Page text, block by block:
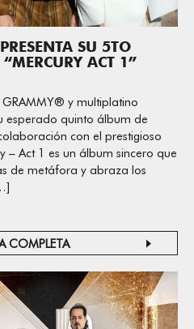
SU 5TO
ACT 1”
y multiplatino
esperado quinto álbum de
con el prestigioso
– Act 1 es un álbum sincero que
de metáfora y abraza los
COMPLETA